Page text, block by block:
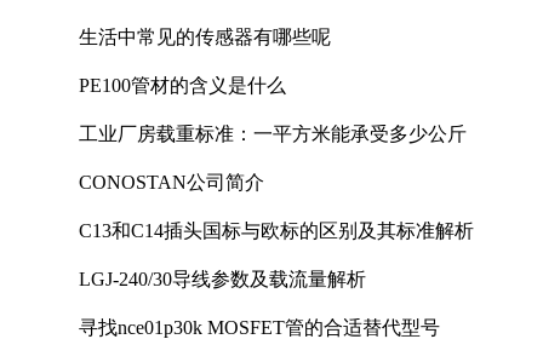
生活中常见的传感器有哪些呢
PE100管材的含义是什么
工业厂房载重标准：一平方米能承受多少公斤
CONOSTAN公司简介
C13和C14插头国标与欧标的区别及其标准解析
LGJ-240/30导线参数及载流量解析
寻找nce01p30k MOSFET管的合适替代型号